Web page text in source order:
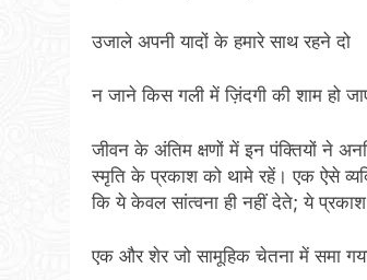
उजाले अपनी यादों के हमारे साथ रहने दो
न जाने किस गली में ज़िंदगी की शाम हो
जीवन के अंतिम क्षणों में इन पंक्तियों ने
स्मृति के प्रकाश को थामे रहें। एक ऐसे
कि ये केवल सांत्वना ही नहीं देते; ये
एक और शेर जो सामूहिक चेतना में समा